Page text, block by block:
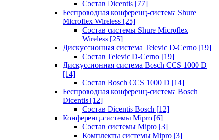
Состав Dicentis [77]
Беспроводная конференц-система Shure
Microflex Wireless [25]
Состав системы Shure Microflex
Wireless [25]
Дискуссионная система Televic D-Cerno [19]
Состав Televic D-Cerno [19]
Дискуссионная система Bosch CCS 1000 D
[14]
Состав Bosch CCS 1000 D [14]
Беспроводная конференц-система Bosch
Dicentis [12]
Состав Dicentis Bosch [12]
Конференц-системы Mipro [6]
Состав системы Mipro [3]
Комплекты системы Mipro [3]